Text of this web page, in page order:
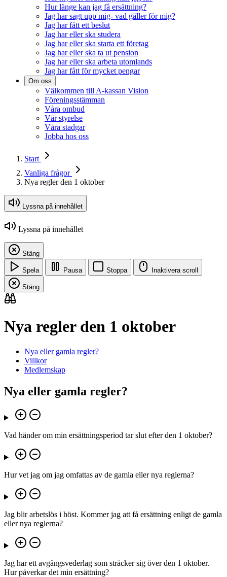
Hur länge kan jag få ersättning?
Jag har sagt upp mig- vad gäller för mig?
Jag har fått ett beslut
Jag har eller ska studera
Jag har eller ska starta ett företag
Jag har eller ska ta ut pension
Jag har eller ska arbeta utomlands
Jag har fått för mycket pengar
Om oss
Välkommen till A-kassan Vision
Föreningsstämman
Våra ombud
Vår styrelse
Våra stadgar
Jobba hos oss
Start
Vanliga frågor
Nya regler den 1 oktober
Lyssna på innehållet
Lyssna på innehållet
Stäng
Spela Pausa Stoppa Inaktivera scroll
Stäng
Nya regler den 1 oktober
Nya eller gamla regler?
Villkor
Medlemskap
Nya eller gamla regler?
Vad händer om min ersättningsperiod tar slut efter den 1 oktober?
Hur vet jag om jag omfattas av de gamla eller nya reglerna?
Jag blir arbetslös i höst. Kommer jag att få ersättning enligt de gamla
eller nya reglerna?
Jag har ett avgångsvederlag som sträcker sig över den 1 oktober.
Hur påverkar det min ersättning?